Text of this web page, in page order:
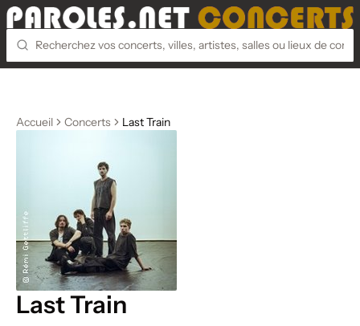
Accueil Concerts Last Train
Last Train